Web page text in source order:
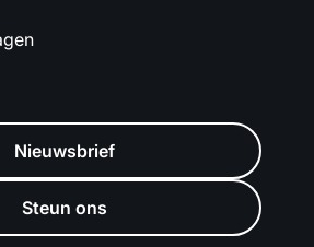
Nieuwsbrief
Steun ons